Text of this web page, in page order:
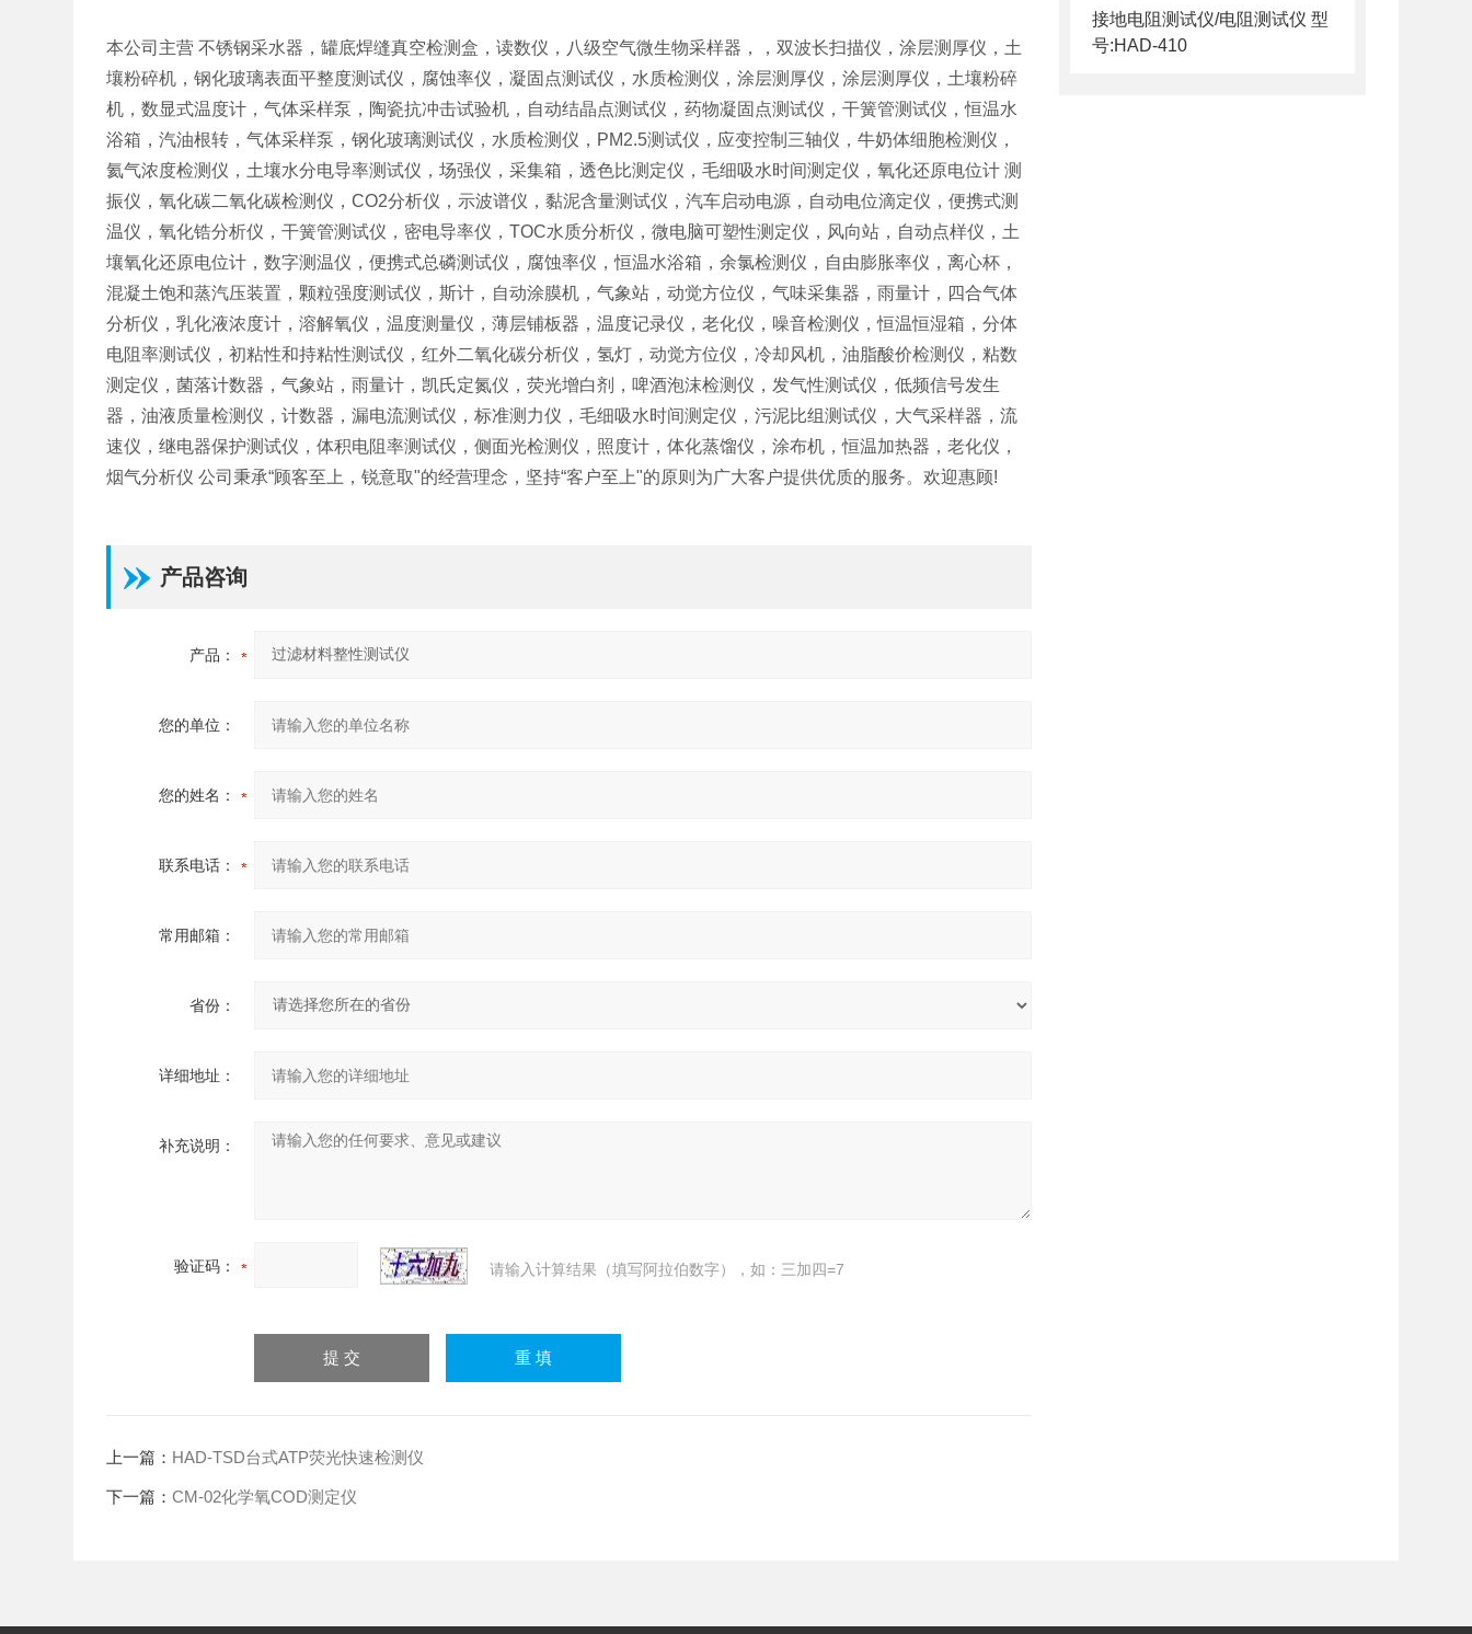
接地电阻测试仪/电阻测试仪 型
号:HAD-410
本公司主营 不锈钢采水器，罐底焊缝真空检测盒，读数仪，八级空气微生物采样器，，双波长扫描仪，涂层测厚仪，土
壤粉碎机，钢化玻璃表面平整度测试仪，腐蚀率仪，凝固点测试仪，水质检测仪，涂层测厚仪，涂层测厚仪，土壤粉碎
机，数显式温度计，气体采样泵，陶瓷抗冲击试验机，自动结晶点测试仪，药物凝固点测试仪，干簧管测试仪，恒温水
浴箱，汽油根转，气体采样泵，钢化玻璃测试仪，水质检测仪，PM2.5测试仪，应变控制三轴仪，牛奶体细胞检测仪，
氦气浓度检测仪，土壤水分电导率测试仪，场强仪，采集箱，透色比测定仪，毛细吸水时间测定仪，氧化还原电位计 测
振仪，氧化碳二氧化碳检测仪，CO2分析仪，示波谱仪，黏泥含量测试仪，汽车启动电源，自动电位滴定仪，便携式测
温仪，氧化锆分析仪，干簧管测试仪，密电导率仪，TOC水质分析仪，微电脑可塑性测定仪，风向站，自动点样仪，土
壤氧化还原电位计，数字测温仪，便携式总磷测试仪，腐蚀率仪，恒温水浴箱，余氯检测仪，自由膨胀率仪，离心杯，
混凝土饱和蒸汽压装置，颗粒强度测试仪，斯计，自动涂膜机，气象站，动觉方位仪，气味采集器，雨量计，四合气体
分析仪，乳化液浓度计，溶解氧仪，温度测量仪，薄层铺板器，温度记录仪，老化仪，噪音检测仪，恒温恒湿箱，分体
电阻率测试仪，初粘性和持粘性测试仪，红外二氧化碳分析仪，氢灯，动觉方位仪，冷却风机，油脂酸价检测仪，粘数
测定仪，菌落计数器，气象站，雨量计，凯氏定氮仪，荧光增白剂，啤酒泡沫检测仪，发气性测试仪，低频信号发生
器，油液质量检测仪，计数器，漏电流测试仪，标准测力仪，毛细吸水时间测定仪，污泥比组测试仪，大气采样器，流
速仪，继电器保护测试仪，体积电阻率测试仪，侧面光检测仪，照度计，体化蒸馏仪，涂布机，恒温加热器，老化仪，
烟气分析仪 公司秉承“顾客至上，锐意取"的经营理念，坚持“客户至上"的原则为广大客户提供优质的服务。欢迎惠顾!
产品咨询
产品：
您的单位：
您的姓名：
联系电话：
常用邮箱：
省份：
详细地址：
补充说明：
验证码： 请输入计算结果（填写阿拉伯数字），如：三加四=7
上一篇： HAD-TSD台式ATP荧光快速检测仪
下一篇：CM-02化学氧COD测定仪